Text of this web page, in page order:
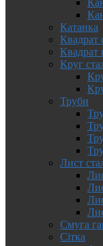
Катанка
Квадрат
Квадрат
Круг
Труби
Лист
Смуга
Сітка